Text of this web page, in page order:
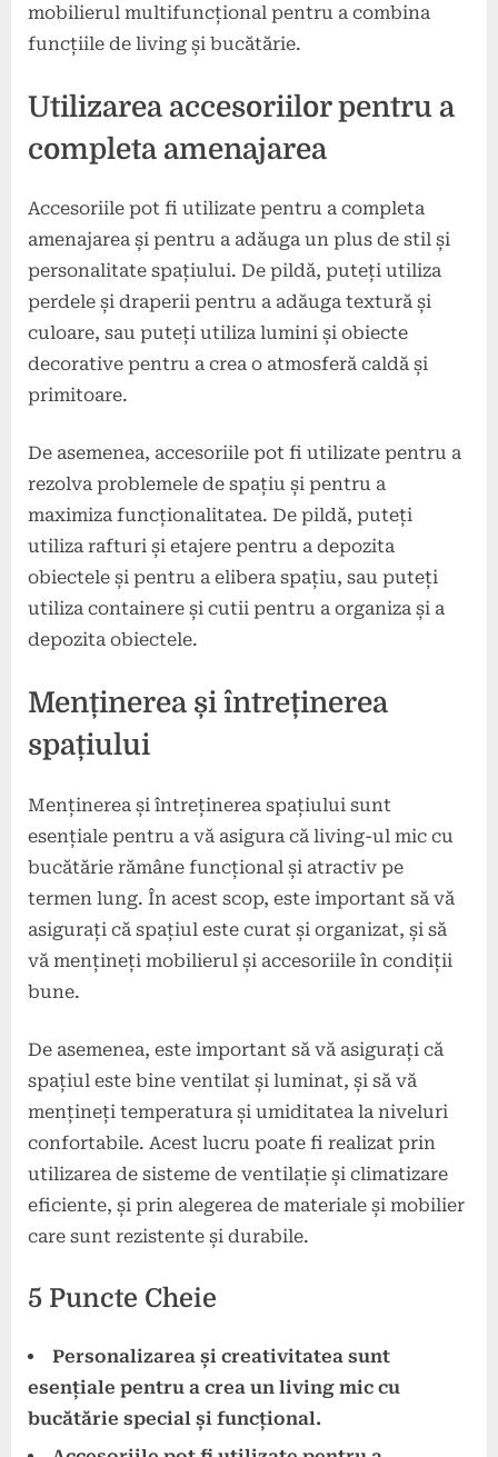
mobilierul multifuncțional pentru a combina
funcțiile de living și bucătărie.
Utilizarea accesoriilor pentru a
completa amenajarea
Accesoriile pot fi utilizate pentru a completa
amenajarea și pentru a adăuga un plus de stil și
personalitate spațiului. De pildă, puteți utiliza
perdele și draperii pentru a adăuga textură și
culoare, sau puteți utiliza lumini și obiecte
decorative pentru a crea o atmosferă caldă și
primitoare.
De asemenea, accesoriile pot fi utilizate pentru a
rezolva problemele de spațiu și pentru a
maximiza funcționalitatea. De pildă, puteți
utiliza rafturi și etajere pentru a depozita
obiectele și pentru a elibera spațiu, sau puteți
utiliza containere și cutii pentru a organiza și a
depozita obiectele.
Menținerea și întreținerea
spațiului
Menținerea și întreținerea spațiului sunt
esențiale pentru a vă asigura că living-ul mic cu
bucătărie rămâne funcțional și atractiv pe
termen lung. În acest scop, este important să vă
asigurați că spațiul este curat și organizat, și să
vă mențineți mobilierul și accesoriile în condiții
bune.
De asemenea, este important să vă asigurați că
spațiul este bine ventilat și luminat, și să vă
mențineți temperatura și umiditatea la niveluri
confortabile. Acest lucru poate fi realizat prin
utilizarea de sisteme de ventilație și climatizare
eficiente, și prin alegerea de materiale și mobilier
care sunt rezistente și durabile.
5 Puncte Cheie
Personalizarea și creativitatea sunt
esențiale pentru a crea un living mic cu
bucătărie special și funcțional.